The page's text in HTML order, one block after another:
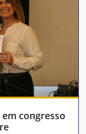
congresso